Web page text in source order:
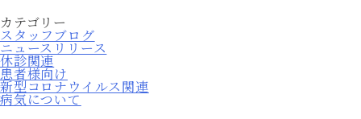
カテゴリー
スタッフブログ
ニュースリリース
休診関連
患者様向け
新型コロナウイルス関連
病気について